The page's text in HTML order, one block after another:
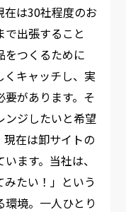
在は30社程度のお
出張すること
をつくるために
くキャッチし、実
があります。そ
ンジしたいと希望
在は卸サイトの
ます。当社は、
たい！」という
境。一人ひとり